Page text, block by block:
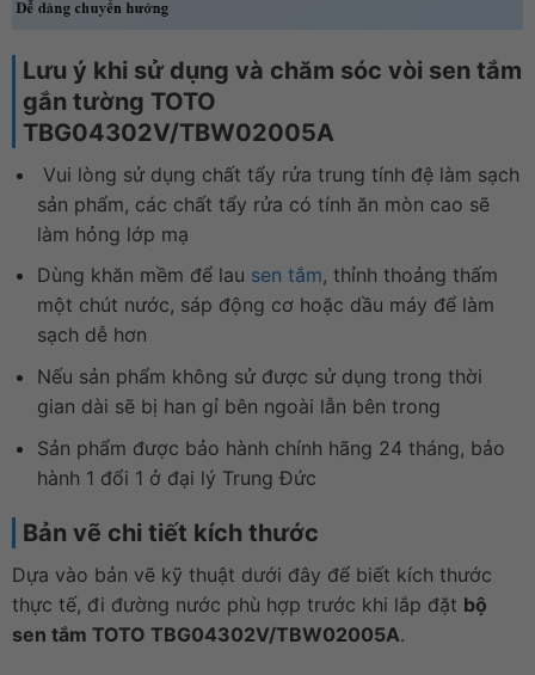
Lưu ý khi sử dụng và chăm sóc vòi sen tắm
gắn tường TOTO
TBG04302V/TBW02005A
Vui lòng sử dụng chất tẩy rửa trung tính đệ làm sạch
sản phẩm, các chất tẩy rửa có tính ăn mòn cao sẽ
làm hỏng lớp mạ
Dùng khăn mềm để lau sen tắm, thỉnh thoảng thấm
một chút nước, sáp động cơ hoặc dầu máy để làm
sạch dễ hơn
Nếu sản phẩm không sử được sử dụng trong thời
gian dài sẽ bị han gỉ bên ngoài lẫn bên trong
Sản phẩm được bảo hành chính hãng 24 tháng, bảo
hành 1 đổi 1 ở đại lý Trung Đức
Bản vẽ chi tiết kích thước
Dựa vào bản vẽ kỹ thuật dưới đây để biết kích thước
thực tế, đi đường nước phù hợp trước khi lắp đặt bộ
sen tắm TOTO TBG04302V/TBW02005A.